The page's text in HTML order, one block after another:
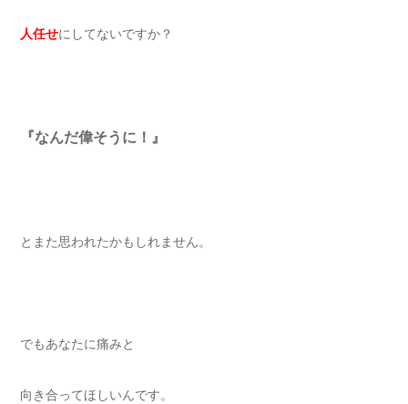
人任せにしてないですか？
『なんだ偉そうに！』
とまた思われたかもしれません。
でもあなたに痛みと
向き合ってほしいんです。